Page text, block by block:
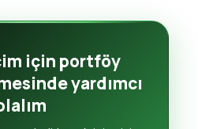
için portföy
yardımcı